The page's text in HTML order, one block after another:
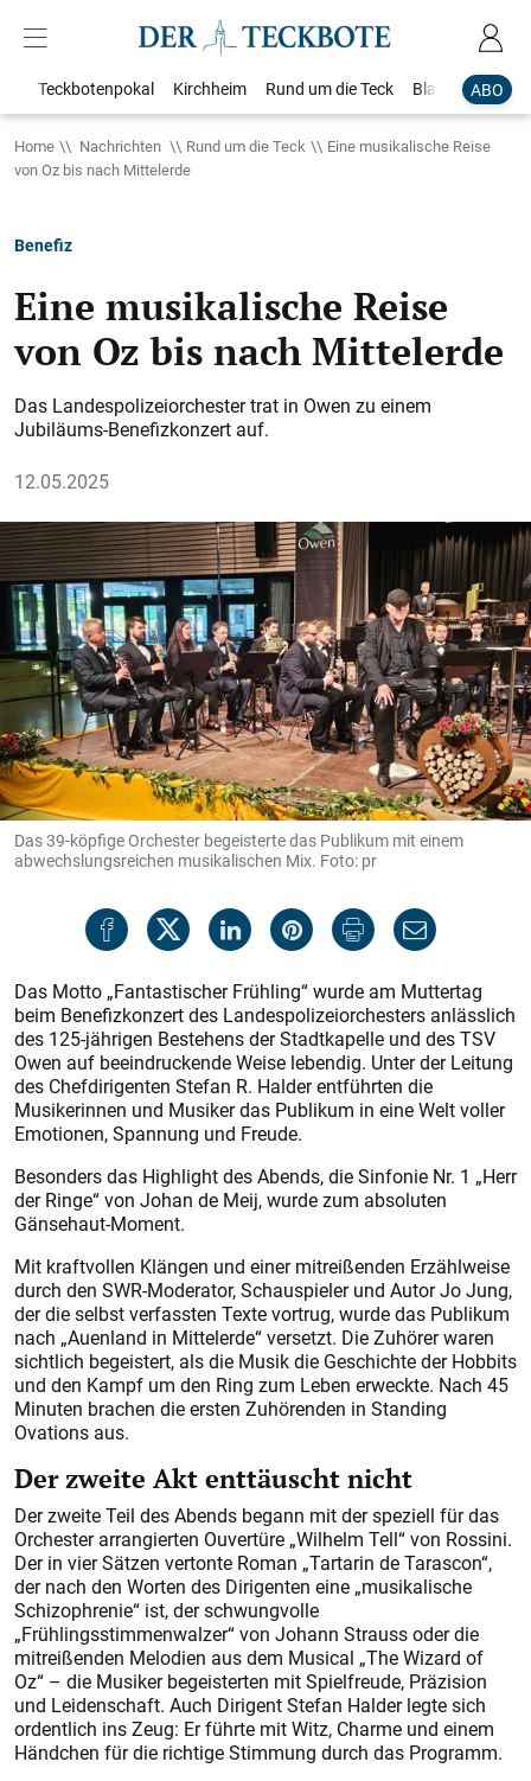
ABO
Teckbotenpokal Kirchheim Rund um die Teck Blaulicht
Home Nachrichten Rund um die Teck
Eine musikalische Reise
von Oz bis nach Mittelerde
Benefiz
Eine musikalische Reise
von Oz bis nach Mittelerde
Das Landespolizeiorchester trat in Owen zu einem
Jubiläums-Benefizkonzert auf.
12.05.2025
Das 39-köpfige Orchester begeisterte das Publikum mit einem
abwechslungsreichen musikalischen Mix. Foto: pr
Das Motto „Fantastischer Frühling“ wurde am Muttertag
beim Benefizkonzert des Landespolizeiorchesters anlässlich
des 125-jährigen Bestehens der Stadtkapelle und des TSV
Owen auf beeindruckende Weise lebendig. Unter der Leitung
des Chefdirigenten Stefan R. Halder entführten die
Musikerinnen und Musiker das Publikum in eine Welt voller
Emotionen, Spannung und Freude.
Besonders das Highlight des Abends, die Sinfonie Nr. 1 „Herr
der Ringe“ von Johan de Meij, wurde zum absoluten
Gänsehaut-Moment.
Mit kraftvollen Klängen und einer mitreißenden Erzählweise
durch den SWR-Moderator, Schauspieler und Autor Jo Jung,
der die selbst verfassten Texte vortrug, wurde das Publikum
nach „Auenland in Mittelerde“ versetzt. Die Zuhörer waren
sichtlich begeistert, als die Musik die Geschichte der Hobbits
und den Kampf um den Ring zum Leben erweckte. Nach 45
Minuten brachen die ersten Zuhörenden in Standing
Ovations aus.
Der zweite Akt enttäuscht nicht
Der zweite Teil des Abends begann mit der speziell für das
Orchester arrangierten Ouvertüre „Wilhelm Tell“ von Rossini.
Der in vier Sätzen vertonte Roman „Tartarin de Tarascon“,
der nach den Worten des Dirigenten eine „musikalische
Schizophrenie“ ist, der schwungvolle
„Frühlingsstimmenwalzer“ von Johann Strauss oder die
mitreißenden Melodien aus dem Musical „The Wizard of
Oz“ – die Musiker begeisterten mit Spielfreude, Präzision
und Leidenschaft. Auch Dirigent Stefan Halder legte sich
ordentlich ins Zeug: Er führte mit Witz, Charme und einem
Händchen für die richtige Stimmung durch das Programm.